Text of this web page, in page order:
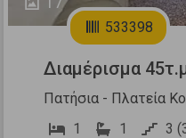
533398
Διαμέρισμα
Πατήσια - Πλατεία
1
1 3